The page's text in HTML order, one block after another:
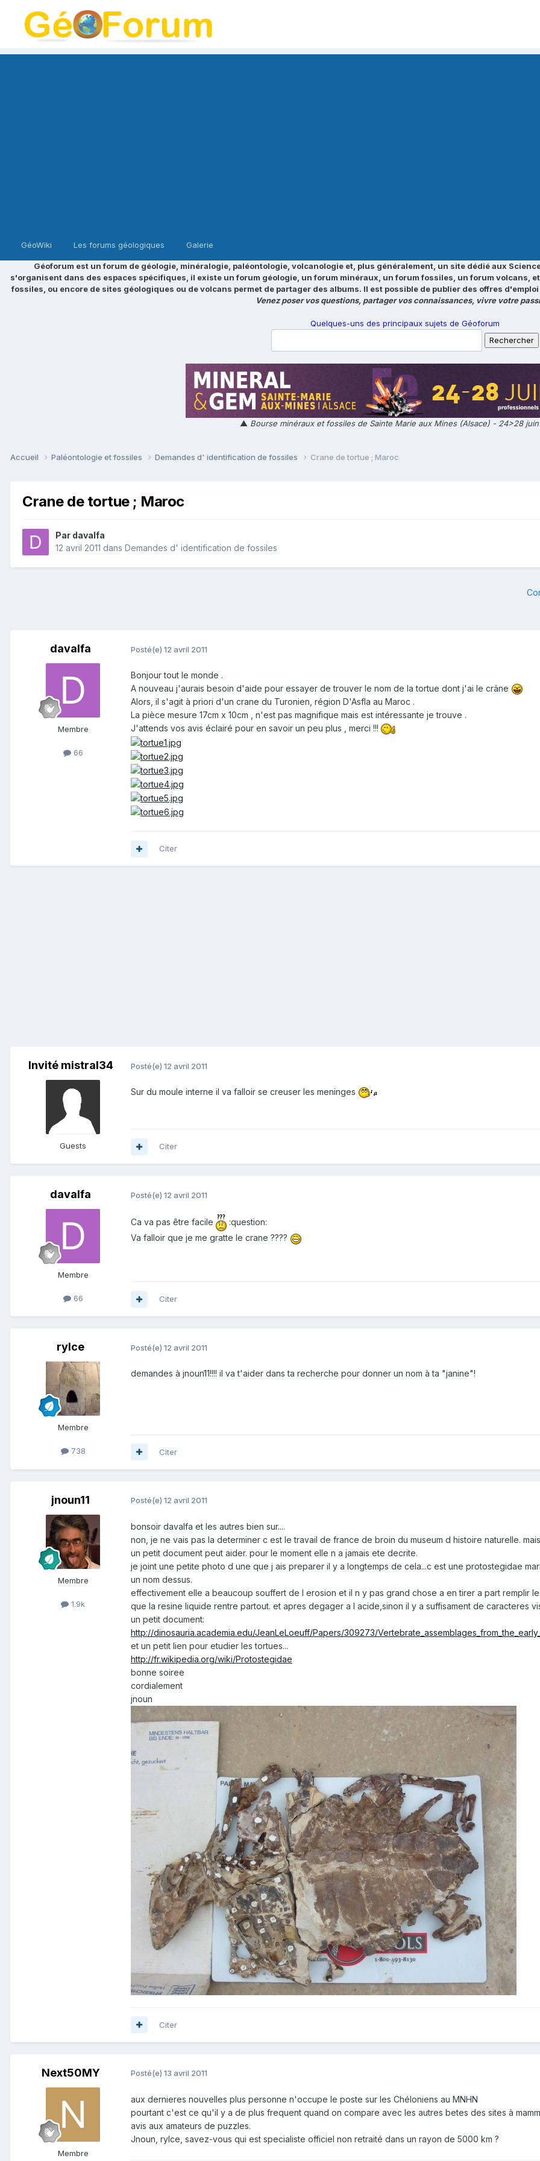
GéoWiki Les forums géologiques Galerie
Géoforum est un forum de géologie, minéralogie, paléontologie, volcanologie et, plus généralement, un site dédié aux
s'organisent dans des espaces spécifiques, il existe un forum géologie, un forum minéraux, un forum fossiles, un forum volcans,
fossiles, ou encore de sites géologiques ou de volcans permet de partager des albums. Il est possible de publier des offres
Venez poser vos questions, partager vos connaissances, vivre votre
Quelques-uns des principaux sujets de Géoforum
▲ Bourse minéraux et fossiles de Sainte Marie aux Mines (Alsace) - 24>28
Accueil Paléontologie et fossiles Demandes d' identification de fossiles Crane de tortue ; Maroc
Crane de tortue ; Maroc
Par davalfa
12 avril 2011 dans Demandes d' identification de fossiles
davalfa
Membre
66
Posté(e) 12 avril 2011
Bonjour tout le monde .
A nouveau j'aurais besoin d'aide pour essayer de trouver le nom de la tortue dont j'ai le crâne
Alors, il s'agit à priori d'un crane du Turonien, région D'Asfla au Maroc .
La pièce mesure 17cm x 10cm , n'est pas magnifique mais est intéressante je trouve .
J'attends vos avis éclairé pour en savoir un peu plus , merci !!!
Citer
Invité mistral34
Guests
Posté(e) 12 avril 2011
Sur du moule interne il va falloir se creuser les meninges
Citer
davalfa
Membre
66
Posté(e) 12 avril 2011
Ca va pas être facile
:question:
Va falloir que je me gratte le crane ????
Citer
rylce
Membre
738
Posté(e) 12 avril 2011
demandes à jnoun11!!!! il va t'aider dans ta recherche pour donner un nom à ta "janine"!
Citer
jnoun11
Membre
1.9k
Posté(e) 12 avril 2011
bonsoir davalfa et les autres bien sur....
non, je ne vais pas la determiner c est le travail de france de broin du museum d histoire naturelle.
un petit document peut aider. pour le moment elle n a jamais ete decrite.
je joint une petite photo d une que j ais preparer il y a longtemps de cela...c est une protostegidae
un nom dessus.
effectivement elle a beaucoup souffert de l erosion et il n y pas grand chose a en tirer a part remplir
que la resine liquide rentre partout. et apres degager a l acide,sinon il y a suffisament de caracteres
un petit document:
http://dinosauria.academia.edu/JeanLeLoeuff/Papers/309273/
et un petit lien pour etudier les tortues...
http://fr.wikipedia.org/wiki/Protostegidae
bonne soiree
cordialement
jnoun
Citer
Next50MY
Membre
Posté(e) 13 avril 2011
aux dernieres nouvelles plus personne n'occupe le poste sur les Chéloniens au MNHN
pourtant c'est ce qu'il y a de plus frequent quand on compare avec les autres betes des sites à
avis aux amateurs de puzzles.
Jnoun, rylce, savez-vous qui est specialiste officiel non retraité dans un rayon de 5000 km ?